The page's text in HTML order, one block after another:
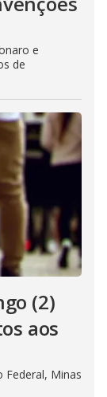
e
de
(2)
aos
Federal, Minas